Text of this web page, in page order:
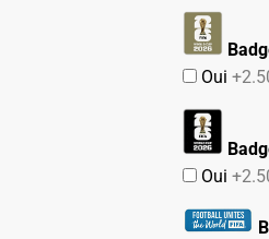
Oui
Oui